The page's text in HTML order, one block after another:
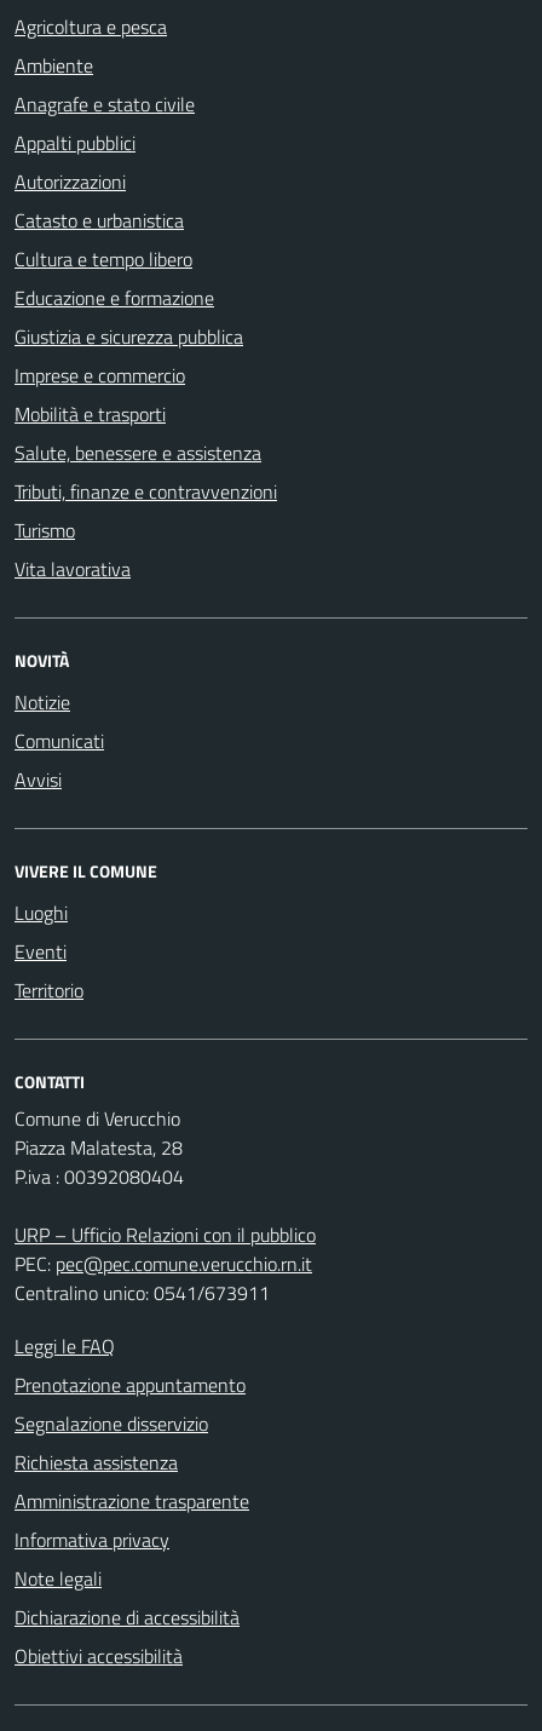
Agricoltura e pesca
Ambiente
Anagrafe e stato civile
Appalti pubblici
Autorizzazioni
Catasto e urbanistica
Cultura e tempo libero
Educazione e formazione
Giustizia e sicurezza pubblica
Imprese e commercio
Mobilità e trasporti
Salute, benessere e assistenza
Tributi, finanze e contravvenzioni
Turismo
Vita lavorativa
NOVITÀ
Notizie
Comunicati
Avvisi
VIVERE IL COMUNE
Luoghi
Eventi
Territorio
CONTATTI
Comune di Verucchio
Piazza Malatesta, 28
P.iva : 00392080404
URP – Ufficio Relazioni con il pubblico
PEC: pec@pec.comune.verucchio.rn.it
Centralino unico: 0541/673911
Leggi le FAQ
Prenotazione appuntamento
Segnalazione disservizio
Richiesta assistenza
Amministrazione trasparente
Informativa privacy
Note legali
Dichiarazione di accessibilità
Obiettivi accessibilità